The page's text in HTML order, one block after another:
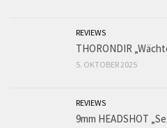
REVIEWS
THORONDIR
5. OKTOBER 2025
REVIEWS
9mm HEADSHOT